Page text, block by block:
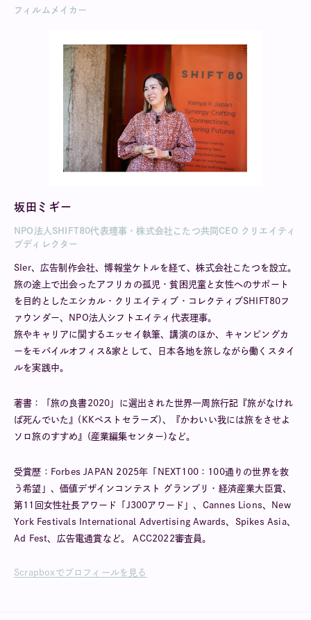
フィルムメイカー
坂田ミギー
NPO法人SHIFT80代表理事・株式会社こたつ共同CEO クリエイティ
ブディレクター
SIer、広告制作会社、博報堂ケトルを経て、株式会社こたつを設立。
旅の途上で出会ったアフリカの孤児・貧困児童と女性へのサポート
を目的としたエシカル・クリエイティブ・コレクティブSHIFT80フ
ァウンダー、NPO法人シフトエイティ代表理事。
旅やキャリアに関するエッセイ執筆、講演のほか、キャンピングカ
ーをモバイルオフィス&家として、日本各地を旅しながら働くスタイ
ルを実践中。
著書：「旅の良書2020」に選出された世界一周旅行記『旅がなけれ
ば死んでいた』(KKベストセラーズ)、『かわいい我には旅をさせよ
ソロ旅のすすめ』(産業編集センター)など。
受賞歴：Forbes JAPAN 2025年「NEXT100：100通りの世界を救
う希望」、価値デザインコンテスト グランプリ・経済産業大臣賞、
第11回女性社長アワード「J300アワード」、Cannes Lions、New
York Festivals International Advertising Awards、Spikes Asia、
Ad Fest、広告電通賞など。 ACC2022審査員。
Scrapboxでプロフィールを見る